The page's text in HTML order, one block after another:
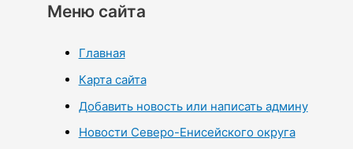
Меню сайта
Главная
Карта сайта
Добавить новость или написать админу
Новости Северо-Енисейского округа